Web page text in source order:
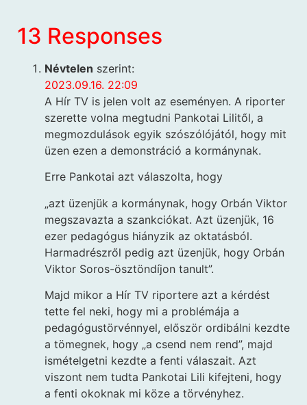
13 Responses
Névtelen szerint:
2023.09.16. 22:09
A Hír TV is jelen volt az eseményen. A riporter
szerette volna megtudni Pankotai Lilitől, a
megmozdulások egyik szószólójától, hogy mit
üzen ezen a demonstráció a kormánynak.
Erre Pankotai azt válaszolta, hogy
„azt üzenjük a kormánynak, hogy Orbán Viktor
megszavazta a szankciókat. Azt üzenjük, 16
ezer pedagógus hiányzik az oktatásból.
Harmadrészről pedig azt üzenjük, hogy Orbán
Viktor Soros-ösztöndíjon tanult”.
Majd mikor a Hír TV riportere azt a kérdést
tette fel neki, hogy mi a problémája a
pedagógustörvénnyel, először ordibálni kezdte
a tömegnek, hogy „a csend nem rend”, majd
ismételgetni kezdte a fenti válaszait. Azt
viszont nem tudta Pankotai Lili kifejteni, hogy
a fenti okoknak mi köze a törvényhez.